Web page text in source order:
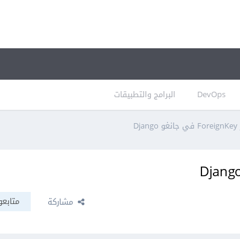
DevOps البرامج والتطبيقات
مشاركة